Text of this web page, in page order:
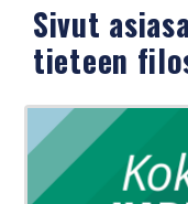
Sivut
tieteen